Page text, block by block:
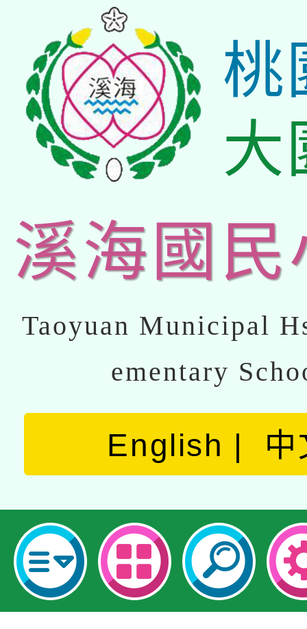
桃
大
溪海國民
Taoyuan Municipal
ementary
English 中